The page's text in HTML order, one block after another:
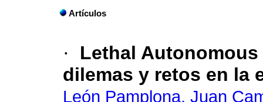
Artículos
·
Lethal Autonomous
dilemas y retos en la
León Pamplona, Juan